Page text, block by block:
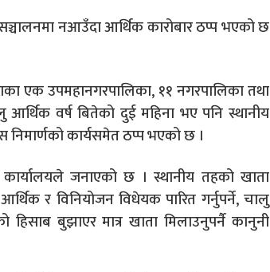
नआउँदा आर्थिक कारोबार ठप्प भएको छ
एक उपमहानगरपालिका, ११ नगरपालिका तथा
वर्ष बितेको दुई महिना भए पनि स्थानीय
कार्यसमेत ठप्प भएको छ ।
जनाएको छ । स्थानीय तहको खाता
र विनियोजन विधेयक पारित गर्नुपर्ने, चालु
हिसाब बुझाएर मात्र खाता मिलाउनुपर्नै कानुनी